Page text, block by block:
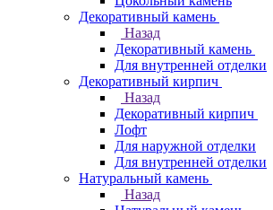
Декоративный камень
Назад
Декоративный камень
Для внутренней отделки
Декоративный кирпич
Назад
Декоративный кирпич
Лофт
Для наружной отделки
Для внутренней отделки
Натуральный камень
Назад